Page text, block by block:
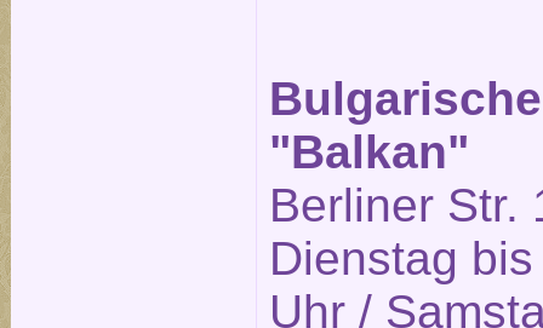
"Balkan"
Berliner Str.
Dienstag
Uhr /